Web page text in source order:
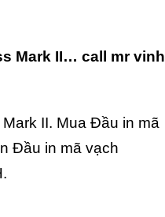
Mark II… call mr vinh
Mark II. Mua Đầu in mã
Đầu in mã vạch